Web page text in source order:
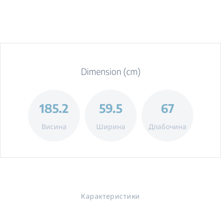
Dimension (cm)
185.2
Висина
59.5
Ширина
67
Длабочина
Карактеристики